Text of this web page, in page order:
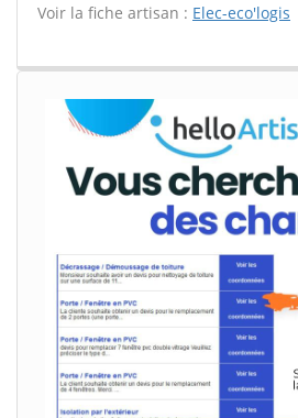
Voir la fiche artisan : Elec-eco'logis